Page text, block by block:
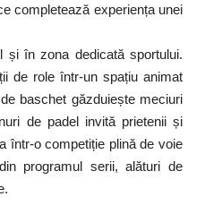
completează experiența unei
și în zona dedicată sportului.
de role într-un spațiu animat
baschet găzduiește meciuri
de padel invită prietenii și
într-o competiție plină de voie
programul serii, alături de